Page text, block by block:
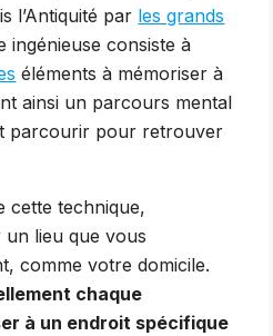
l’Antiquité par les grands
ingénieuse consiste à
éléments à mémoriser à
ainsi un parcours mental
parcourir pour retrouver
cette technique,
lieu que vous
comme votre domicile.
chaque
à un endroit spécifique